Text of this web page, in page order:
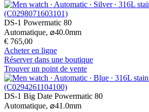
DS-1 Powermatic 80
Automatique, ⌀40.0mm
€ 765,00
Acheter en ligne
Réserver dans une boutique
Trouver un point de vente
DS-1 Big Date Powermatic 80
Automatique, ⌀41.0mm